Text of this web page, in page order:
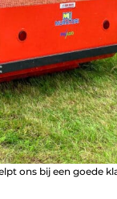
ons bij een goede